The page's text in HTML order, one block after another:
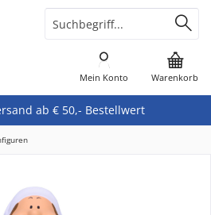
ab € 50,- Bestellwert
Warenkorb
Mein Konto